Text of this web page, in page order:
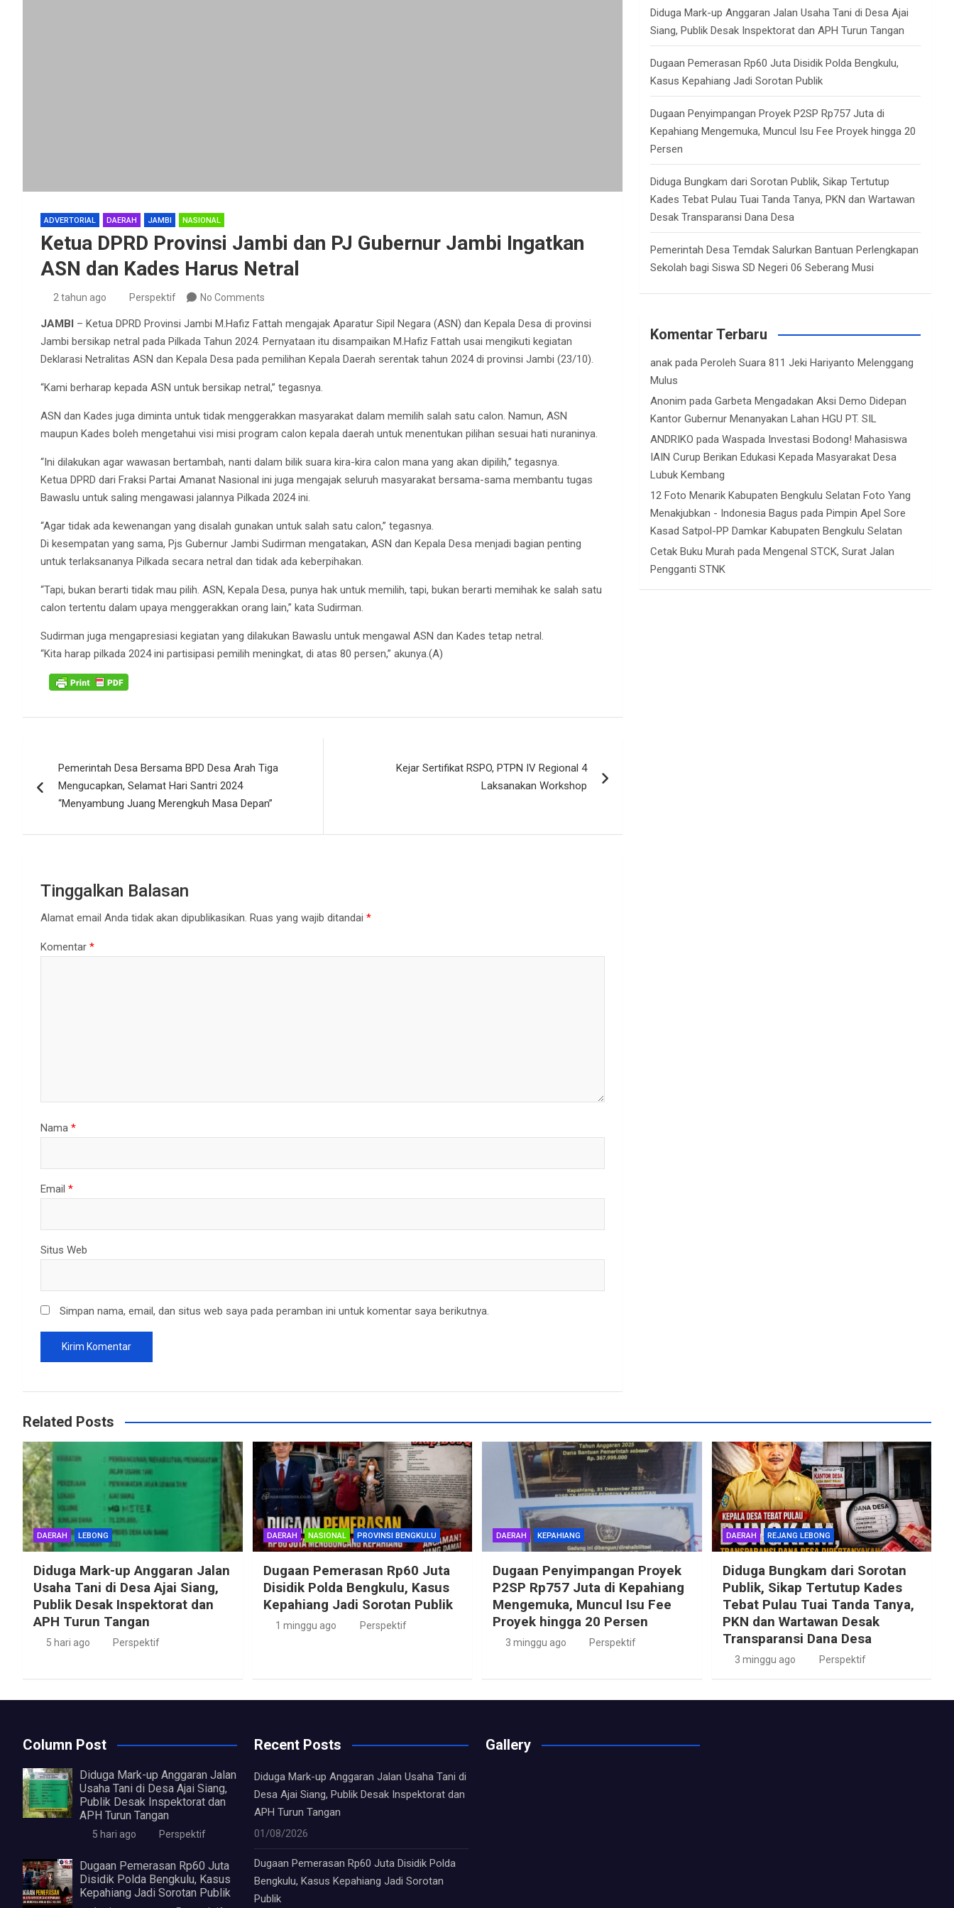
ADVERTORIAL DAERAH JAMBI NASIONAL
Ketua DPRD Provinsi Jambi dan PJ Gubernur Jambi Ingatkan
ASN dan Kades Harus Netral
2 tahun ago Perspektif No Comments
JAMBI – Ketua DPRD Provinsi Jambi M.Hafiz Fattah mengajak Aparatur Sipil Negara (ASN) dan Kepala Desa di provinsi
Jambi bersikap netral pada Pilkada Tahun 2024. Pernyataan itu disampaikan M.Hafiz Fattah usai mengikuti kegiatan
Deklarasi Netralitas ASN dan Kepala Desa pada pemilihan Kepala Daerah serentak tahun 2024 di provinsi Jambi (23/10).
“Kami berharap kepada ASN untuk bersikap netral,” tegasnya.
ASN dan Kades juga diminta untuk tidak menggerakkan masyarakat dalam memilih salah satu calon. Namun, ASN
maupun Kades boleh mengetahui visi misi program calon kepala daerah untuk menentukan pilihan sesuai hati nuraninya.
“Ini dilakukan agar wawasan bertambah, nanti dalam bilik suara kira-kira calon mana yang akan dipilih,” tegasnya.
Ketua DPRD dari Fraksi Partai Amanat Nasional ini juga mengajak seluruh masyarakat bersama-sama membantu tugas
Bawaslu untuk saling mengawasi jalannya Pilkada 2024 ini.
“Agar tidak ada kewenangan yang disalah gunakan untuk salah satu calon,” tegasnya.
Di kesempatan yang sama, Pjs Gubernur Jambi Sudirman mengatakan, ASN dan Kepala Desa menjadi bagian penting
untuk terlaksananya Pilkada secara netral dan tidak ada keberpihakan.
“Tapi, bukan berarti tidak mau pilih. ASN, Kepala Desa, punya hak untuk memilih, tapi, bukan berarti memihak ke salah satu
calon tertentu dalam upaya menggerakkan orang lain,” kata Sudirman.
Sudirman juga mengapresiasi kegiatan yang dilakukan Bawaslu untuk mengawal ASN dan Kades tetap netral.
“Kita harap pilkada 2024 ini partisipasi pemilih meningkat, di atas 80 persen,” akunya.(A)
posPemerintah Desa Bersama BPD Desa Arah Tiga
Mengucapkan, Selamat Hari Santri 2024
“Menyambung Juang Merengkuh Masa Depan”
Kejar Sertifikat RSPO, PTPN IV Regional 4
Laksanakan Workshop
Tinggalkan Balasan
Alamat email Anda tidak akan dipublikasikan. Ruas yang wajib ditandai *
Komentar *
Nama *
Email *
Situs Web
Simpan nama, email, dan situs web saya pada peramban ini untuk komentar saya berikutnya.
Diduga Mark-up Anggaran Jalan Usaha Tani di Desa Ajai
Siang, Publik Desak Inspektorat dan APH Turun Tangan
Dugaan Pemerasan Rp60 Juta Disidik Polda Bengkulu,
Kasus Kepahiang Jadi Sorotan Publik
Dugaan Penyimpangan Proyek P2SP Rp757 Juta di
Kepahiang Mengemuka, Muncul Isu Fee Proyek hingga 20
Persen
Diduga Bungkam dari Sorotan Publik, Sikap Tertutup
Kades Tebat Pulau Tuai Tanda Tanya, PKN dan Wartawan
Desak Transparansi Dana Desa
Pemerintah Desa Temdak Salurkan Bantuan Perlengkapan
Sekolah bagi Siswa SD Negeri 06 Seberang Musi
Komentar Terbaru
anak pada Peroleh Suara 811 Jeki Hariyanto Melenggang
Mulus
Anonim padaGarbeta Mengadakan Aksi Demo Didepan
Kantor Gubernur Menanyakan Lahan HGU PT. SIL
ANDRIKO padaWaspada Investasi Bodong! Mahasiswa
IAIN Curup Berikan Edukasi Kepada Masyarakat Desa
Lubuk Kembang
12 Foto Menarik Kabupaten Bengkulu Selatan Foto Yang
Menakjubkan - Indonesia Bagus pada Pimpin Apel Sore
Kasad Satpol-PP Damkar Kabupaten Bengkulu Selatan
Cetak Buku Murah pada Mengenal STCK, Surat Jalan
Pengganti STNK
Related Posts
DAERAH LEBONG
Diduga Mark-up Anggaran Jalan
Usaha Tani di Desa Ajai Siang,
Publik Desak Inspektorat dan
APH Turun Tangan
5 hari ago Perspektif
DAERAH NASIONAL PROVINSI BENGKULU
Dugaan Pemerasan Rp60 Juta
Disidik Polda Bengkulu, Kasus
Kepahiang Jadi Sorotan Publik
1 minggu ago Perspektif
DAERAH KEPAHIANG
Dugaan Penyimpangan Proyek
P2SP Rp757 Juta di Kepahiang
Mengemuka, Muncul Isu Fee
Proyek hingga 20 Persen
3 minggu ago Perspektif
DAERAH REJANG LEBONG
Diduga Bungkam dari Sorotan
Publik, Sikap Tertutup Kades
Tebat Pulau Tuai Tanda Tanya,
PKN dan Wartawan Desak
Transparansi Dana Desa
3 minggu ago Perspektif
Column Post
Diduga Mark-up Anggaran Jalan
Usaha Tani di Desa Ajai Siang,
Publik Desak Inspektorat dan
APH Turun Tangan
5 hari ago Perspektif
Dugaan Pemerasan Rp60 Juta
Disidik Polda Bengkulu, Kasus
Kepahiang Jadi Sorotan Publik
Recent Posts
Diduga Mark-up Anggaran Jalan Usaha Tani di
Desa Ajai Siang, Publik Desak Inspektorat dan
APH Turun Tangan
01/08/2026
Dugaan Pemerasan Rp60 Juta Disidik Polda
Bengkulu, Kasus Kepahiang Jadi Sorotan
Publik
Gallery